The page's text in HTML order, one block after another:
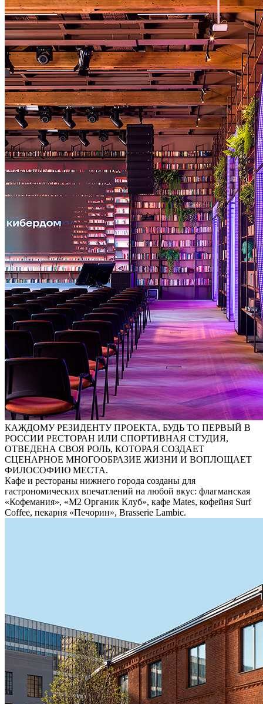
КАЖДОМУ РЕЗИДЕНТУ ПРОЕКТА, БУДЬ ТО ПЕРВЫЙ В
РОССИИ РЕСТОРАН ИЛИ СПОРТИВНАЯ СТУДИЯ,
ОТВЕДЕНА СВОЯ РОЛЬ, КОТОРАЯ СОЗДАЕТ
СЦЕНАРНОЕ МНОГООБРАЗИЕ ЖИЗНИ И ВОПЛОЩАЕТ
ФИЛОСОФИЮ МЕСТА.
Кафе и рестораны нижнего города созданы для
гастрономических впечатлений на любой вкус: флагманская
«Кофемания», «М2 Органик Клуб», кафе Mates, кофейня Surf
Coffee, пекарня «Печорин», Brasserie Lambic.